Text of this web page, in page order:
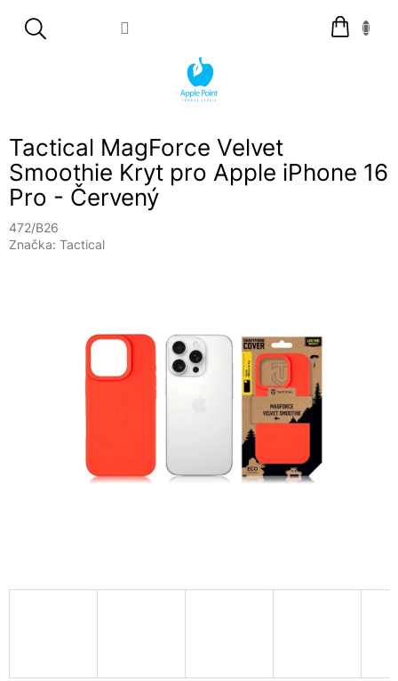
Nákupní
košík
Tactical MagForce Velvet
Smoothie Kryt pro Apple iPhone 16
Pro - Červený
472/B26
Značka: Tactical